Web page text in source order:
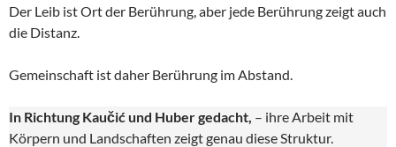
Der Leib ist Ort der Berührung, aber jede Berührung zeigt auch
die Distanz.
Gemeinschaft ist daher Berührung im Abstand.
In Richtung Kaučić und Huber gedacht, – ihre Arbeit mit
Körpern und Landschaften zeigt genau diese Struktur.